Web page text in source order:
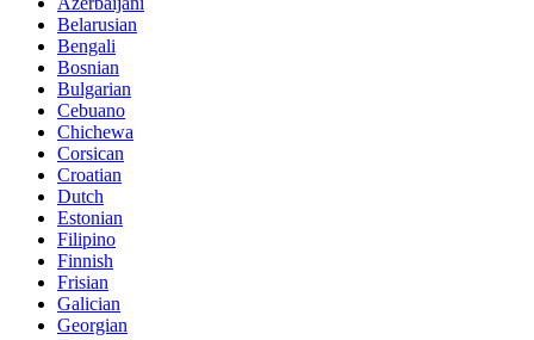
Belarusian
Bengali
Bosnian
Bulgarian
Cebuano
Chichewa
Corsican
Croatian
Dutch
Estonian
Filipino
Finnish
Frisian
Galician
Georgian